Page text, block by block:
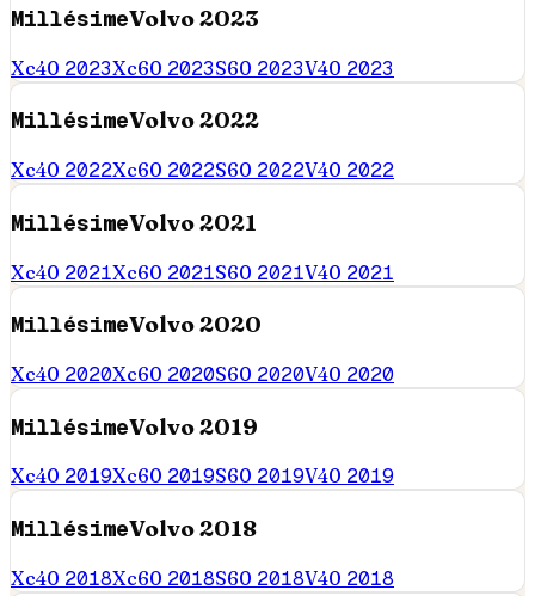
MillésimeVolvo2023
Xc40 2023Xc60 2023S60 2023V40 2023
MillésimeVolvo2022
Xc40 2022Xc60 2022S60 2022V40 2022
MillésimeVolvo2021
Xc40 2021Xc60 2021S60 2021V40 2021
MillésimeVolvo2020
Xc40 2020Xc60 2020S60 2020V40 2020
MillésimeVolvo2019
Xc40 2019Xc60 2019S60 2019V40 2019
MillésimeVolvo2018
Xc40 2018Xc60 2018S60 2018V40 2018